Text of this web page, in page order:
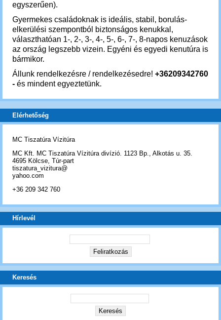
egyszerűen).
Gyermekes családoknak is ideális, stabil, borulás-
elkerülési szempontból biztonságos kenukkal,
választhatóan 1-, 2-, 3-, 4-, 5-, 6-, 7-, 8-napos kenuzások
az ország legszebb vizein. Egyéni és egyedi kenutúra is
bármikor.
Állunk rendelkezésre / rendelkezésedre! +36209342760
- és mindent egyeztetünk.
Elérhetőség
MC Tiszatúra Vízitúra
MC Kft. MC Tiszatúra Vízitúra divízió. 1123 Bp., Alkotás u. 35.
4695 Kölcse, Túr-part
tiszatura_vizitura@
yahoo.com
+36 209 342 760
Hírlevél
Keresés